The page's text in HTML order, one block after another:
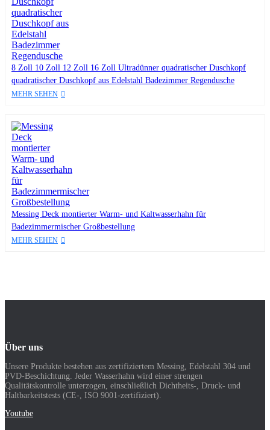
8 Zoll 10 Zoll 12 Zoll 16 Zoll Ultradünner quadratischer Duschkopf
quadratischer Duschkopf aus Edelstahl Badezimmer Regendusche
MEHR SEHEN
Messing Deck montierter Warm- und Kaltwasserhahn für
Badezimmermischer Großbestellung
MEHR SEHEN
Über uns
Unsere Produkte bestehen aus zertifiziertem Messing, Edelstahl 304 und
PVD-Beschichtung. Jeder Wasserhahn wird einer strengen
Qualitätskontrolle unterzogen, einschließlich Dichtheits-, Druck- und
Haltbarkeitstests (CE-, ISO 9001-zertifiziert).
Youtube